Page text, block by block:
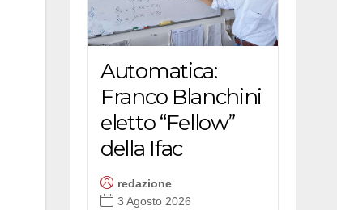
Automatica:
Franco Blanchini
eletto “Fellow”
della Ifac
redazione
3 Agosto 2026